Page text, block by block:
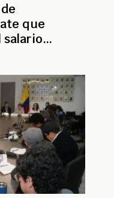
que